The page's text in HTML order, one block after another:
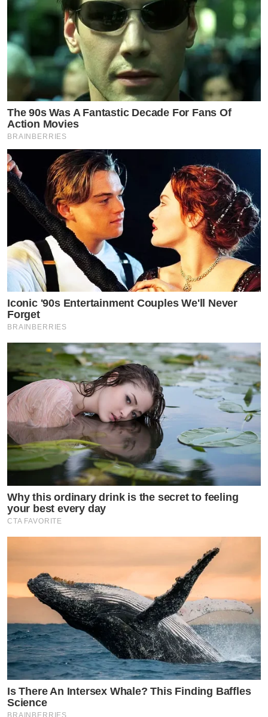
ตอนล่างที่มีฐานผู้ประกอบการท้องถิ่น เจ้าของธุรกิจ
บุคลากรทางการแพทย์ และกลุ่มครอบครัวกำลังซื้อสูงเติบโต
ต่อเนื่อง ขณะที่ซัพพลายบ้านเดี่ยวระดับพรีเมียมในตลาดยัง
มีจำกัด ส่งผลให้ทั้งสองจังหวัดเป็นทำเลยุทธศาสตร์ในการ
ขยายพอร์ตที่อยู่อาศัยระดับบนของ CP LAND”
CP LAND จึงพัฒนา SŌLVANI ภายใต้แนวคิด Premium
Regional Living โดยนำมาตรฐานการพัฒนาโครงการจาก
ประสบการณ์กว่า 37 ปี มาต่อยอดสู่บ้านเดี่ยวระดับพรีเมียม
ในภูมิภาค ผ่าน 4 มาตรฐานสำคัญ ได้แก่ Functional
Design, Construction Quality, After-Sales Service และ
Long-Term Warranty เพื่อสร้างคุณค่าการอยู่อาศัยที่ยั่งยืน
ให้กับลูกค้า”
“จุดเด่นสำคัญของ SŌLVANI คือการนำเอกลักษณ์เฉพาะ
ของแต่ละเมืองมาตีความเป็นงานสถาปัตยกรรมร่วมสมัย
โดยนครสวรรค์สะท้อนแนวคิด Modern Chinese ขณะที่
พิษณุโลกถ่ายทอดเสน่ห์ล้านนาผ่านแนวคิด A Touch of
LANNA Charm เพื่อสร้างความภาคภูมิใจและความผูกพัน
ระหว่างผู้อยู่อาศัยกับเมืองที่ตนเองเติบโต”
นอกจากคุณภาพโครงการและการรับประกันโครงสร้าง 10
ปี ลูกบ้าน SŌLVANI ยังได้รับสิทธิประโยชน์ผ่าน Pri-d
Loyalty Program ซึ่งเชื่อมโยงเครือข่ายพันธมิตรกว่า 50
แบรนด์ และสิทธิประโยชน์มากกว่า 90 รายการ ครอบคลุม
ทั้งด้านอาหาร ไลฟ์สไตล์ สุขภาพ และบริการต่าง ๆ เพื่อยก
ระดับประสบการณ์การอยู่อาศัยในระยะยาว” คุณดำรงศักดิ์
กล่าวในตอนท้าย
อีกหนึ่งไฮไลต์ของการเปิดตัวโครงการ คือการได้รับเกียรติ
The 90s Was A Fantastic Decade For Fans Of
Action Movies
BRAINBERRIES
Iconic '90s Entertainment Couples We'll Never
Forget
BRAINBERRIES
Why this ordinary drink is the secret to feeling
your best every day
CTA FAVORITE
Is There An Intersex Whale? This Finding Baffles
Science
BRAINBERRIES